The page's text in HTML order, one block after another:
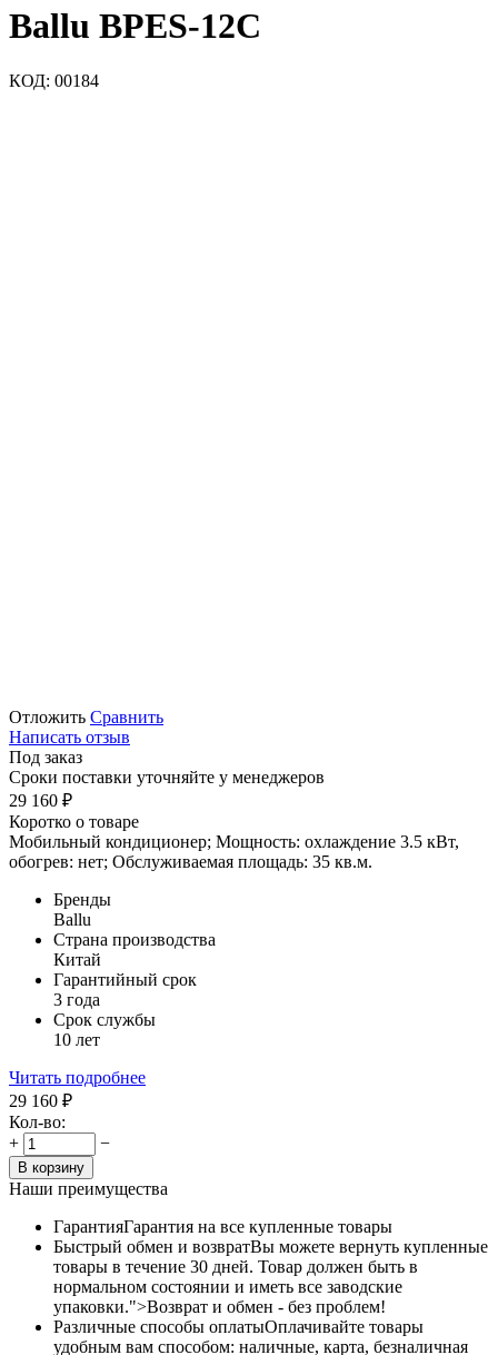
Ballu BPES-12C
КОД: 00184
Отложить Сравнить
Написать отзыв
Под заказ
Сроки поставки уточняйте у менеджеров
29 160 ₽
Коротко о товаре
Мобильный кондиционер; Мощность: охлаждение 3.5 кВт,
обогрев: нет; Обслуживаемая площадь: 35 кв.м.
Бренды
Ballu
Страна производства
Китай
Гарантийный срок
3 года
Срок службы
10 лет
Читать подробнее
29 160 ₽
Кол-во:
+
−
В корзину
Наши преимущества
ГарантияГарантия на все купленные товары
Быстрый обмен и возвратВы можете вернуть купленные
товары в течение 30 дней. Товар должен быть в
нормальном состоянии и иметь все заводские
упаковки.">Возврат и обмен - без проблем!
Различные способы оплатыОплачивайте товары
удобным вам способом: наличные, карта, безналичная